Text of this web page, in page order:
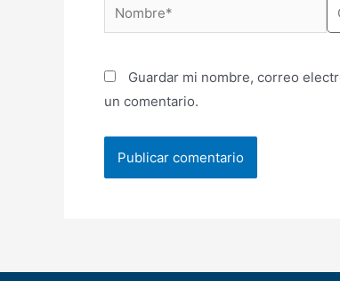
Guardar mi nombre, correo
un comentario.